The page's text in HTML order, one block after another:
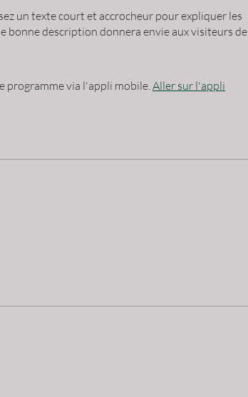
un texte court et accrocheur pour expliquer les
bonne description donnera envie aux visiteurs de
programme via l'appli mobile.Aller sur l'appli